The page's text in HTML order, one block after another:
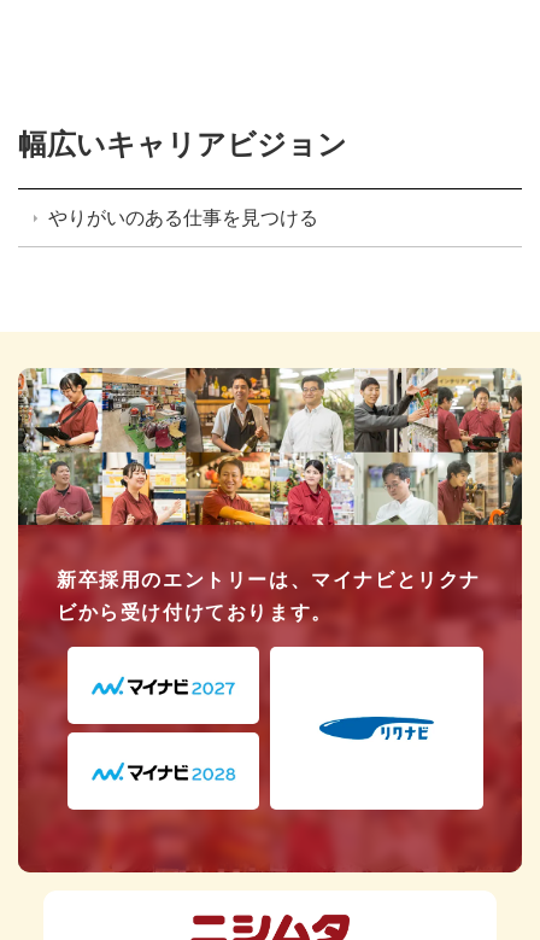
幅広いキャリアビジョン
やりがいのある仕事を見つける
新卒採用のエントリーは、マイナビとリクナ
ビから受け付けております。